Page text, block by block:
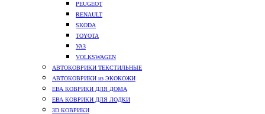
PEUGEOT
RENAULT
SKODA
TOYOTA
УАЗ
VOLKSWAGEN
АВТОКОВРИКИ ТЕКСТИЛЬНЫЕ
АВТОКОВРИКИ из ЭКОКОЖИ
ЕВА КОВРИКИ ДЛЯ ДОМА
ЕВА КОВРИКИ ДЛЯ ЛОДКИ
3D КОВРИКИ